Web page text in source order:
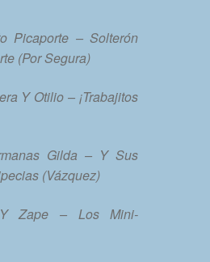
Picaporte – Solterón
(Por Segura)
Y Otilio – ¡Trabajitos
Gilda – Y Sus
(Vázquez)
Zape – Los Mini-